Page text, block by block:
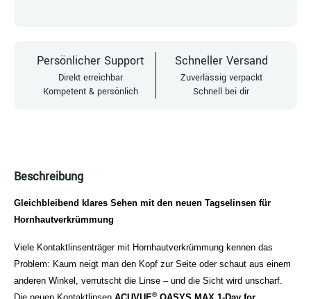
Persönlicher Support
Direkt erreichbar
Kompetent & persönlich
Schneller Versand
Zuverlässig verpackt
Schnell bei dir
Beschreibung
Gleichbleibend klares Sehen mit den neuen Tagselinsen für
Hornhautverkrümmung
Viele Kontaktlinsenträger mit Hornhautverkrümmung kennen das
Problem: Kaum neigt man den Kopf zur Seite oder schaut aus einem
anderen Winkel, verrutscht die Linse – und die Sicht wird unscharf.
®